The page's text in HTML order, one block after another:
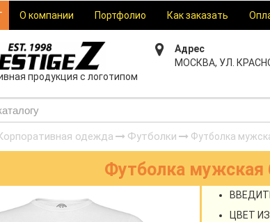
О компании Портфолио Как заказать
продукция с логотипом
Адрес
МОСКВА, УЛ.
одежда Футболки Футболка
Футболка мужская
ЦВЕТ